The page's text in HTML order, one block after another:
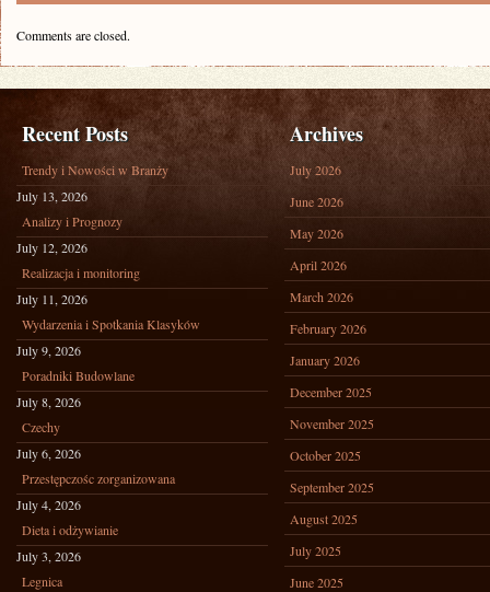
Comments are closed.
Recent Posts
Trendy i Nowości w Branży
July 13, 2026
Analizy i Prognozy
July 12, 2026
Realizacja i monitoring
July 11, 2026
Wydarzenia i Spotkania Klasyków
July 9, 2026
Poradniki Budowlane
July 8, 2026
Czechy
July 6, 2026
Przestępczośc zorganizowana
July 4, 2026
Dieta i odżywianie
July 3, 2026
Legnica
Archives
July 2026
June 2026
May 2026
April 2026
March 2026
February 2026
January 2026
December 2025
November 2025
October 2025
September 2025
August 2025
July 2025
June 2025